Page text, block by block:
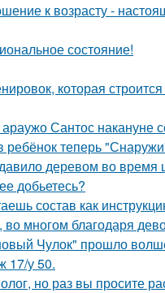
к возрасту -
состояние!
которая
Сантос накануне
ребёнок теперь
деревом во
добьетесь?
состав как
многом благодаря
Чулок" прошло
17/у 50.
но раз вы просите